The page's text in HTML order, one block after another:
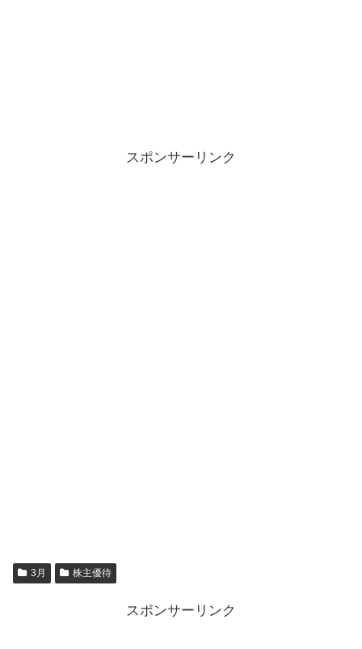
スポンサーリンク
3月 株主優待
スポンサーリンク